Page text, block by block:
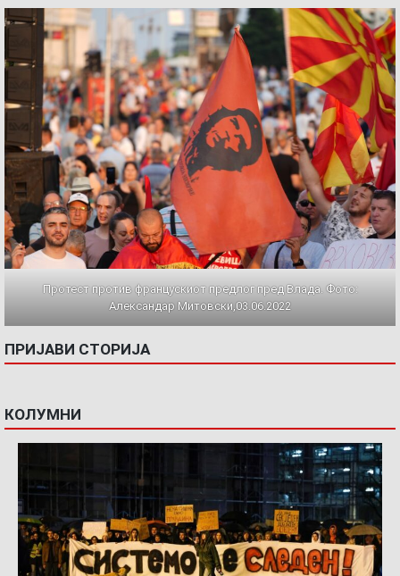
Протест против францускиот предлог пред Влада. Фото:
Александар Митовски,03.06.2022
ПРИЈАВИ СТОРИЈА
КОЛУМНИ